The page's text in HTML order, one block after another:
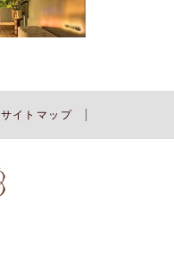
サイトマップ